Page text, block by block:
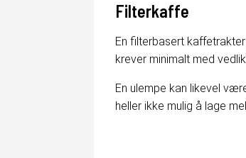
Filterkaffe
En filterbasert
krever minimalt med
En ulempe kan likevel
heller ikke mulig å lage